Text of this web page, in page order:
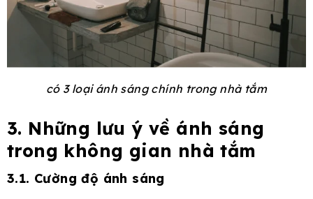
có 3 loại ánh sáng chính trong nhà tắm
3. Những lưu ý về ánh sáng
trong không gian nhà tắm
3.1. Cường độ ánh sáng